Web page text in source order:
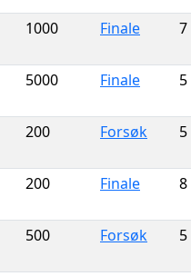
1000 Finale 7
5000 Finale 5
200 Forsøk 5
200 Finale 8
500 Forsøk 5